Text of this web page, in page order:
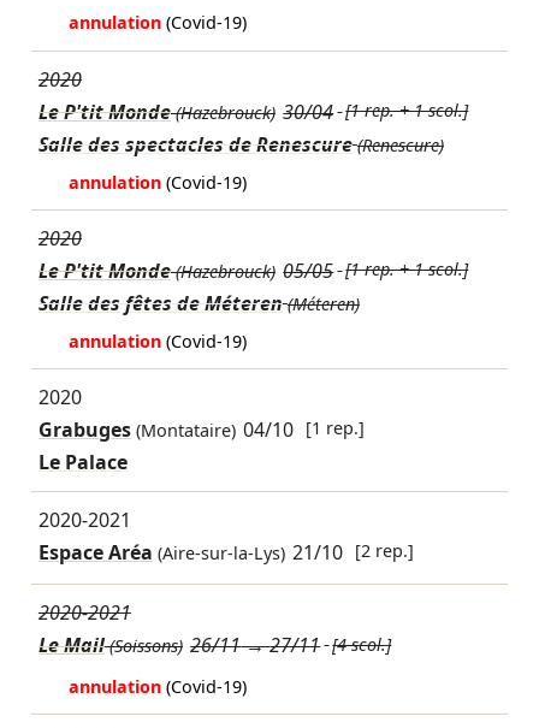
annulation (Covid-19)
2020
Le P'tit Monde(Hazebrouck) 30/04 [1 rep. + 1 scol.]
Salle des spectacles de Renescure (Renescure)
annulation (Covid-19)
2020
Le P'tit Monde(Hazebrouck) 05/05 [1 rep. + 1 scol.]
Salle des fêtes de Méteren (Méteren)
annulation (Covid-19)
2020
Grabuges(Montataire) 04/10 [1 rep.]
Le Palace
2020-2021
Espace Aréa (Aire-sur-la-Lys) 21/10 [2 rep.]
2020-2021
Le Mail(Soissons) 26/11→27/11 [4 scol.]
annulation (Covid-19)